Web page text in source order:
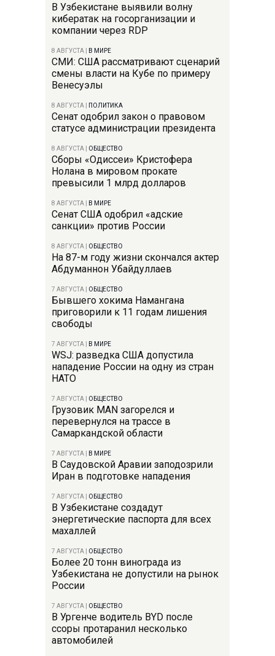
В Узбекистане выявили волну
кибератак на госорганизации и
компании через RDP
8 АВГУСТА В МИРЕ
СМИ: США рассматривают сценарий
смены власти на Кубе по примеру
Венесуэлы
8 АВГУСТА ПОЛИТИКА
Сенат одобрил закон о правовом
статусе администрации президента
8 АВГУСТА ОБЩЕСТВО
Сборы «Одиссеи» Кристофера
Нолана в мировом прокате
превысили 1 млрд долларов
8 АВГУСТА В МИРЕ
Сенат США одобрил «адские
санкции» против России
8 АВГУСТА ОБЩЕСТВО
На 87-м году жизни скончался актер
Абдуманнон Убайдуллаев
7 АВГУСТА ОБЩЕСТВО
Бывшего хокима Намангана
приговорили к 11 годам лишения
свободы
7 АВГУСТА В МИРЕ
WSJ: разведка США допустила
нападение России на одну из стран
НАТО
7 АВГУСТА ОБЩЕСТВО
Грузовик MAN загорелся и
перевернулся на трассе в
Самаркандской области
7 АВГУСТА В МИРЕ
В Саудовской Аравии заподозрили
Иран в подготовке нападения
7 АВГУСТА ОБЩЕСТВО
В Узбекистане создадут
энергетические паспорта для всех
махаллей
7 АВГУСТА ОБЩЕСТВО
Более 20 тонн винограда из
Узбекистана не допустили на рынок
России
7 АВГУСТА ОБЩЕСТВО
В Ургенче водитель BYD после
ссоры протаранил несколько
автомобилей